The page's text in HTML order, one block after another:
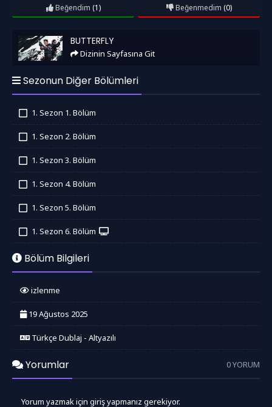
Beğendim (1) Beğenmedim (0)
Butterfly BUTTERFLY
Dizinin Sayfasına Git
Sezonun Diğer Bölümleri
1. Sezon 1. Bölüm
1. Sezon 2. Bölüm
1. Sezon 3. Bölüm
1. Sezon 4. Bölüm
1. Sezon 5. Bölüm
1. Sezon 6. Bölüm
Bölüm Bilgileri
izlenme
19 Ağustos 2025
Türkçe Dublaj - Altyazılı
Yorumlar 0 YORUM
Yorum yazmak için giriş yapmanız gerekiyor.